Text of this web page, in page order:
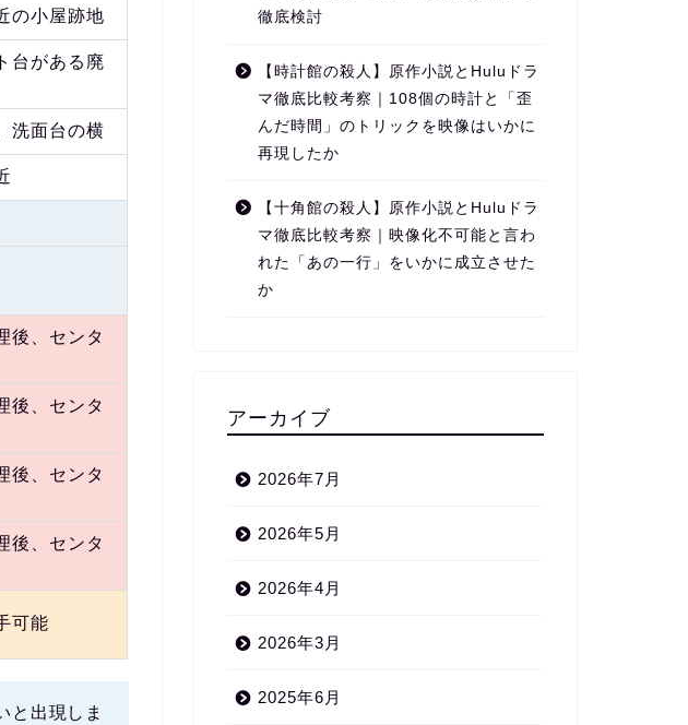
の小屋跡地
台がある廃
洗面台の横
後、センタ
後、センタ
後、センタ
後、センタ
可能
と出現しま
徹底検討
【時計館の殺人】原作小説とHuluドラ
マ徹底比較考察｜108個の時計と「歪
んだ時間」のトリックを映像はいかに
再現したか
【十角館の殺人】原作小説とHuluドラ
マ徹底比較考察｜映像化不可能と言わ
れた「あの一行」をいかに成立させた
か
アーカイブ
2026年7月
2026年5月
2026年4月
2026年3月
2025年6月